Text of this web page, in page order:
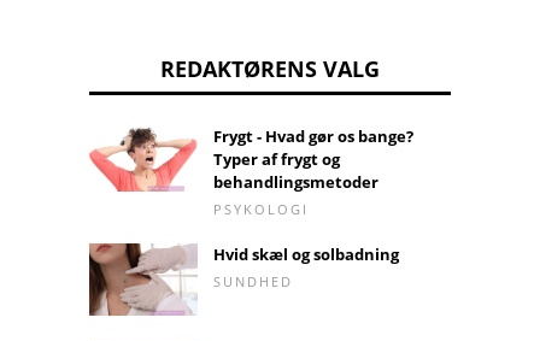
REDAKTØRENS VALG
Frygt - Hvad gør os bange?
Typer af frygt og
behandlingsmetoder
PSYKOLOGI
Hvid skæl og solbadning
SUNDHED